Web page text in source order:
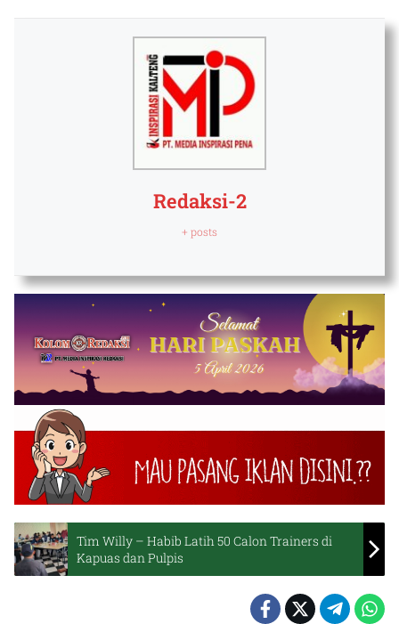
Redaksi-2
+ posts
Tim Willy – Habib Latih 50 Calon Trainers di
Kapuas dan Pulpis